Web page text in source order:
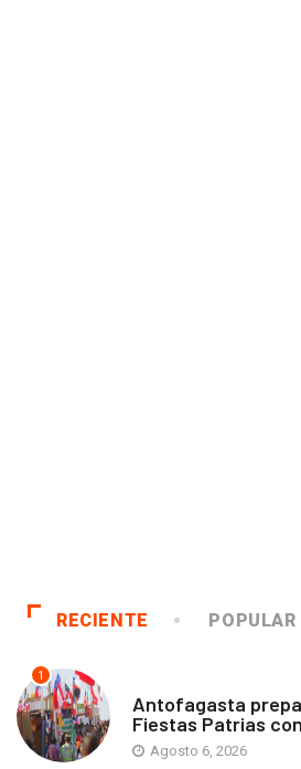
RECIENTE POPULAR
1
Antofagasta
Fiestas Patrias
Agosto 6, 2026